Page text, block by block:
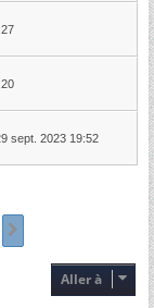
sept. 2023 19:52
Aller à